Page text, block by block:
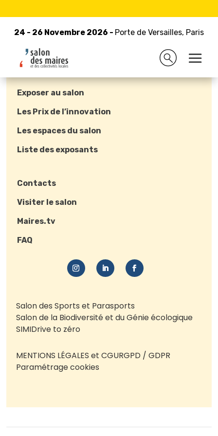
24 - 26 Novembre 2026 - Porte de Versailles, Paris
24 - 26 Novembre 2026 - Porte de Versailles, Paris
Exposer au salon
Les Prix de l’innovation
Les espaces du salon
Liste des exposants
Contacts
Visiter le salon
Maires.tv
FAQ
Salon des Sports et Parasports
Salon de la Biodiversité et du Génie écologique
SIMIDrive to zéro
MENTIONS LÉGALES et CGURGPD / GDPR
Paramétrage cookies